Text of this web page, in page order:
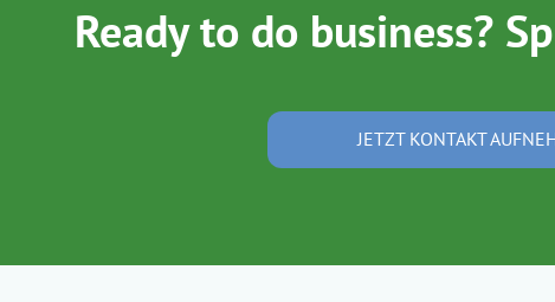
Ready to do business?
JETZT KONTAKT